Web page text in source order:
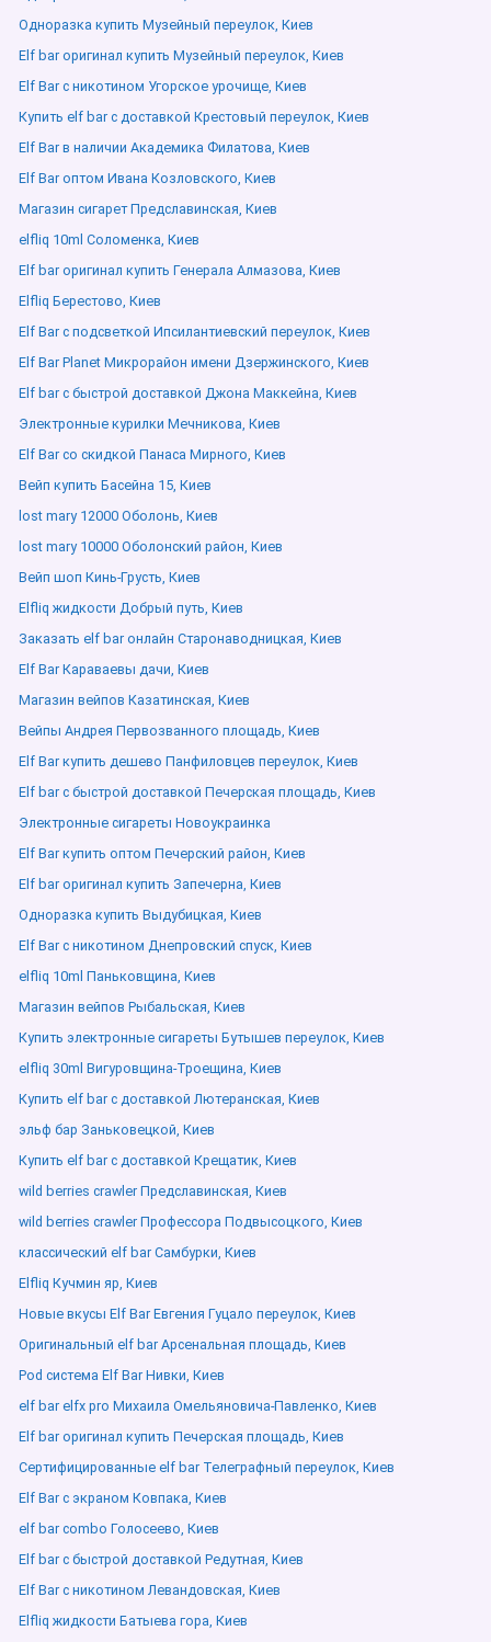
Одноразка купить Музейный переулок, Киев
Elf bar оригинал купить Музейный переулок, Киев
Elf Bar с никотином Угорское урочище, Киев
Купить elf bar с доставкой Крестовый переулок, Киев
Elf Bar в наличии Академика Филатова, Киев
Elf Bar оптом Ивана Козловского, Киев
Магазин сигарет Предславинская, Киев
elfliq 10ml Соломенка, Киев
Elf bar оригинал купить Генерала Алмазова, Киев
Elfliq Берестово, Киев
Elf Bar с подсветкой Ипсилантиевский переулок, Киев
Elf Bar Planet Микрорайон имени Дзержинского, Киев
Elf bar с быстрой доставкой Джона Маккейна, Киев
Электронные курилки Мечникова, Киев
Elf Bar со скидкой Панаса Мирного, Киев
Вейп купить Басейна 15, Киев
lost mary 12000 Оболонь, Киев
lost mary 10000 Оболонский район, Киев
Вейп шоп Кинь-Грусть, Киев
Elfliq жидкости Добрый путь, Киев
Заказать elf bar онлайн Старонаводницкая, Киев
Elf Bar Караваевы дачи, Киев
Магазин вейпов Казатинская, Киев
Вейпы Андрея Первозванного площадь, Киев
Elf Bar купить дешево Панфиловцев переулок, Киев
Elf bar с быстрой доставкой Печерская площадь, Киев
Электронные сигареты Новоукраинка
Elf Bar купить оптом Печерский район, Киев
Elf bar оригинал купить Запечерна, Киев
Одноразка купить Выдубицкая, Киев
Elf Bar с никотином Днепровский спуск, Киев
elfliq 10ml Паньковщина, Киев
Магазин вейпов Рыбальская, Киев
Купить электронные сигареты Бутышев переулок, Киев
elfliq 30ml Вигуровщина-Троещина, Киев
Купить elf bar с доставкой Лютеранская, Киев
эльф бар Заньковецкой, Киев
Купить elf bar с доставкой Крещатик, Киев
wild berries crawler Предславинская, Киев
wild berries crawler Профессора Подвысоцкого, Киев
классический elf bar Самбурки, Киев
Elfliq Кучмин яр, Киев
Новые вкусы Elf Bar Евгения Гуцало переулок, Киев
Оригинальный elf bar Арсенальная площадь, Киев
Pod система Elf Bar Нивки, Киев
elf bar elfx pro Михаила Омельяновича-Павленко, Киев
Elf bar оригинал купить Печерская площадь, Киев
Сертифицированные elf bar Телеграфный переулок, Киев
Elf Bar с экраном Ковпака, Киев
elf bar combo Голосеево, Киев
Elf bar с быстрой доставкой Редутная, Киев
Elf Bar с никотином Левандовская, Киев
Elfliq жидкости Батыева гора, Киев